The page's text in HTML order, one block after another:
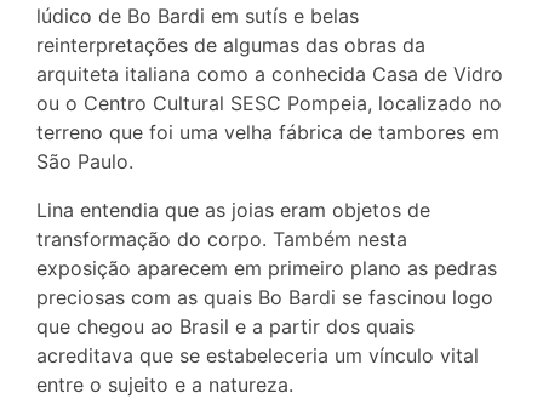
lúdico de Bo Bardi em sutís e belas
reinterpretações de algumas das obras da
arquiteta italiana como a conhecida Casa de Vidro
ou o Centro Cultural SESC Pompeia, localizado no
terreno que foi uma velha fábrica de tambores em
São Paulo.
Lina entendia que as joias eram objetos de
transformação do corpo. Também nesta
exposição aparecem em primeiro plano as pedras
preciosas com as quais Bo Bardi se fascinou logo
que chegou ao Brasil e a partir dos quais
acreditava que se estabeleceria um vínculo vital
entre o sujeito e a natureza.